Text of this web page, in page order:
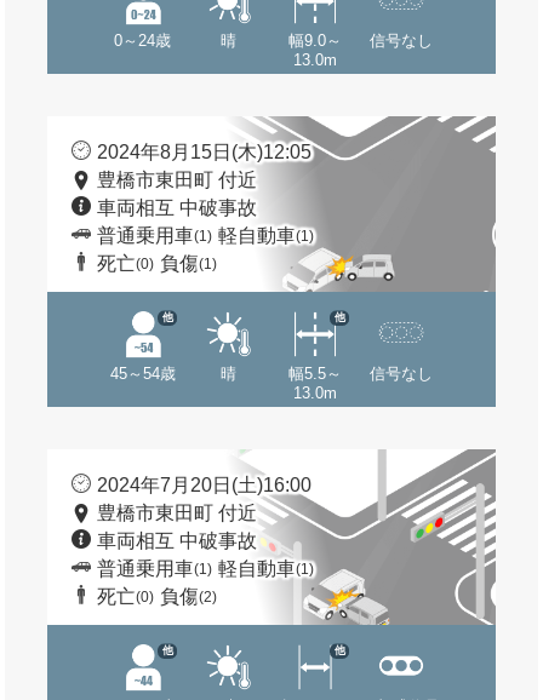
0～24歳 晴
幅9.0～
13.0m
信号なし
2024年8月15日(木)12:05
豊橋市東田町 付近
車両相互 中破事故
普通乗用車(1) 軽自動車(1)
死亡(0) 負傷(1)
45～54歳
他
晴
幅5.5～
13.0m
他
信号なし
2024年7月20日(土)16:00
豊橋市東田町 付近
車両相互 中破事故
普通乗用車(1) 軽自動車(1)
死亡(0) 負傷(2)
他 他